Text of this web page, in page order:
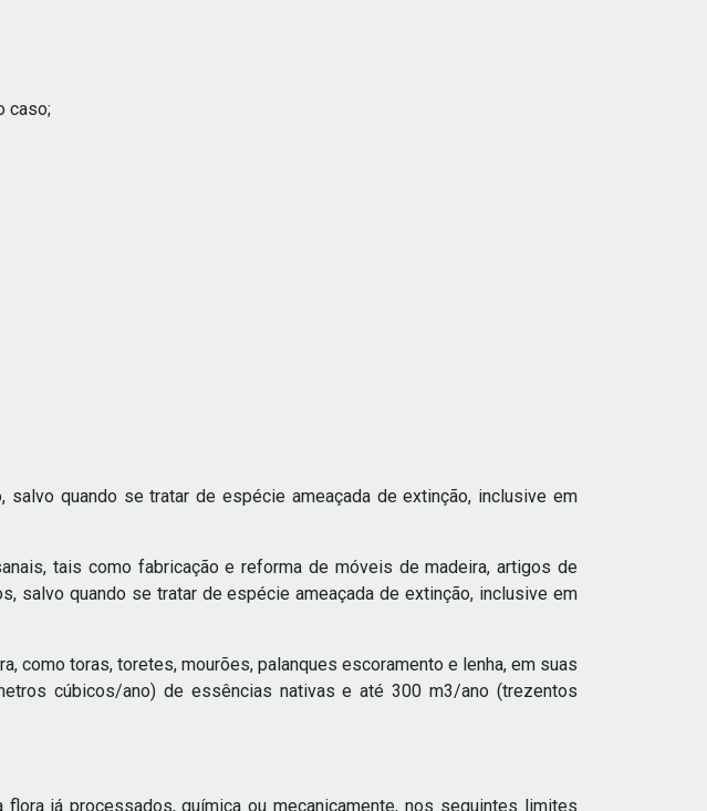
caso;
quando se tratar de espécie ameaçada de extinção, inclusive em
tais como fabricação e reforma de móveis de madeira, artigos de
salvo quando se tratar de espécie ameaçada de extinção, inclusive em
toras, toretes, mourões, palanques escoramento e lenha, em suas
cúbicos/ano) de essências nativas e até 300 m3/ano (trezentos
já processados, química ou mecanicamente, nos seguintes limites